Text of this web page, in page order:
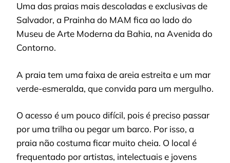
Uma das praias mais descoladas e exclusivas de
Salvador, a Prainha do MAM fica ao lado do
Museu de Arte Moderna da Bahia, na Avenida do
Contorno.
A praia tem uma faixa de areia estreita e um mar
verde-esmeralda, que convida para um mergulho.
O acesso é um pouco difícil, pois é preciso passar
por uma trilha ou pegar um barco. Por isso, a
praia não costuma ficar muito cheia. O local é
frequentado por artistas, intelectuais e jovens